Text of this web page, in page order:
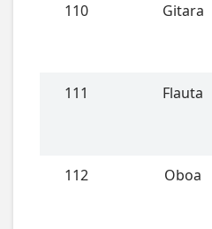
110 Gitara
111 Flauta
112 Oboa